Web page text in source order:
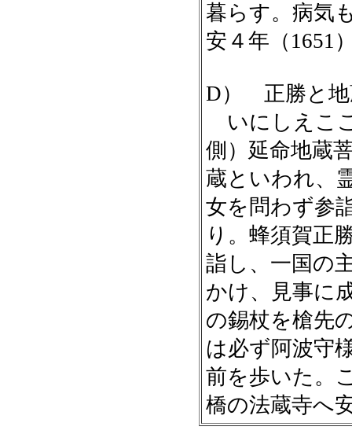
暮らす。病気
安４年（1651
D） 正勝と地
いにしえこ
側）延命地蔵
蔵といわれ、
女を問わず参
り。蜂須賀正
詣し、一国の
かけ、見事に
の錫杖を槍先
は必ず阿波守
前を歩いた。
橋の法蔵寺へ